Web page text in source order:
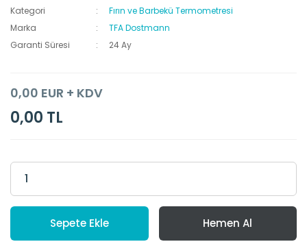
Kategori
Fırın ve Barbekü Termometresi
Marka
TFA Dostmann
Garanti Süresi
24 Ay
0,00 EUR + KDV
0,00 TL
Sepete Ekle Hemen Al